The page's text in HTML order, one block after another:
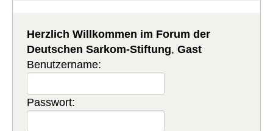
Herzlich Willkommen im Forum der
Deutschen Sarkom-Stiftung,Gast
Benutzername:
Passwort: